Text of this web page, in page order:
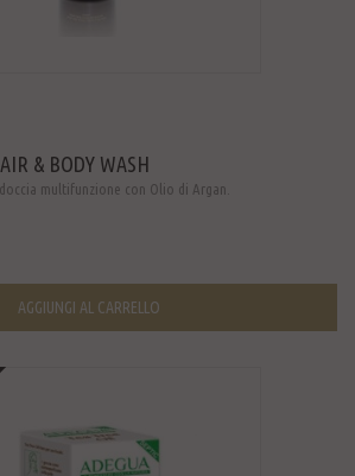
& BODY WASH
multifunzione con Olio di Argan.
AGGIUNGI AL CARRELLO